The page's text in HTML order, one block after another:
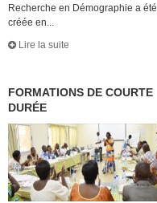
Recherche en Démographie a été
créée en...
Lire la suite
FORMATIONS DE COURTE
DURÉE